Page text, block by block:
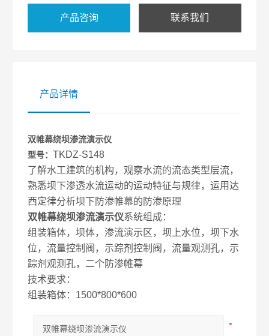
技术要求：
产品咨询 联系我们
产品详情
双帷幕绕坝渗流演示仪
型号：TKDZ-S148
了解水工建筑的机构，观察水流的流态类型层流，
熟悉坝下渗透水流运动的运动特征与规律，运用达
西定律分析坝下防渗帷幕的防渗原理
双帷幕绕坝渗流演示仪系统组成：
组装箱体，坝体，渗流演示区，坝上水位，坝下水
位，流量控制阀，示踪剂控制阀，流量观测孔，示
踪剂观测孔，二个防渗帷幕
技术要求：
组装箱体：1500*800*600